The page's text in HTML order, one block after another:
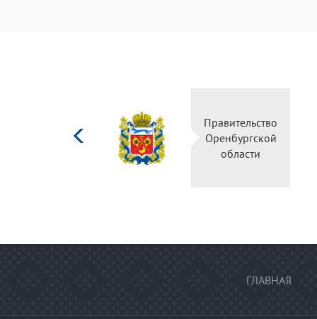
культуры
Российской
Правительство
Оренбургской
области
ГЛАВНАЯ